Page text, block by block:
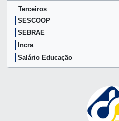
Terceiros
SESCOOP
SEBRAE
Incra
Salário Educação